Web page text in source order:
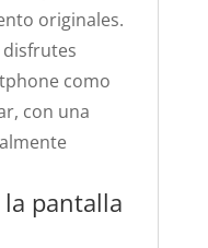
originales.
como
con una
pantalla